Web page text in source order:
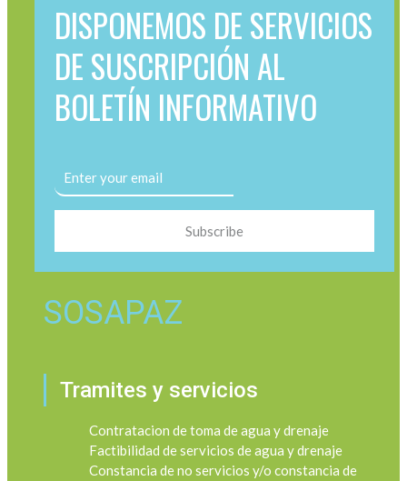
DISPONEMOS DE SERVICIOS
DE SUSCRIPCIÓN AL
BOLETÍN INFORMATIVO
Subscribe
SOSAPAZ
Tramites y servicios
Contratacion de toma de agua y drenaje
Factibilidad de servicios de agua y drenaje
Constancia de no servicios y/o constancia de